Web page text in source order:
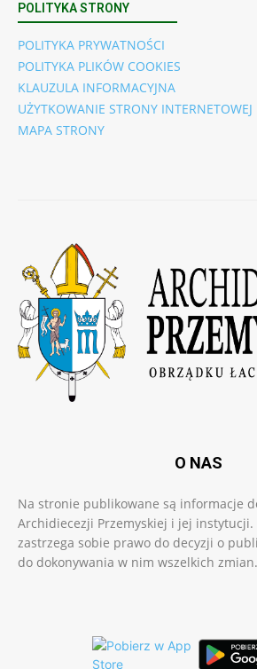
POLITYKA STRONY
POLITYKA PRYWATNOŚCI
POLITYKA PLIKÓW COOKIES
KLAUZULA INFORMACYJNA
UŻYTKOWANIE STRONY INTERNETOWEJ
MAPA STRONY
O NAS
Na stronie publikowane są informacje
Archidiecezji Przemyskiej i jej instytucji.
zastrzega sobie prawo do decyzji o
do dokonywania w nim wszelkich zmian.